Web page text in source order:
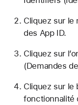
Cliquez sur le
des App ID.
Cliquez sur
(Demandes
Cliquez sur le
fonctionnalité